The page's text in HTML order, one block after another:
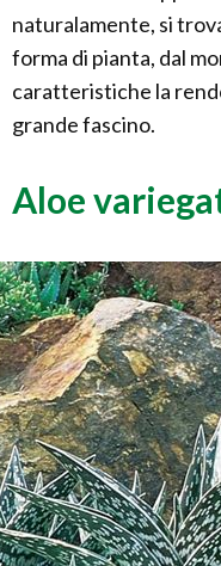
naturalamente, si
forma di pianta, dal
caratteristiche la
grande fascino.
Aloe